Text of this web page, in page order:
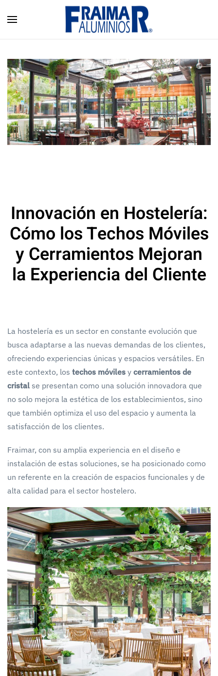
Skip to main content
Innovación en Hostelería:
Cómo los Techos Móviles
y Cerramientos Mejoran
la Experiencia del Cliente
La hostelería es un sector en constante evolución que
busca adaptarse a las nuevas demandas de los clientes,
ofreciendo experiencias únicas y espacios versátiles. En
este contexto, los techos móviles y cerramientos de
cristal se presentan como una solución innovadora que
no solo mejora la estética de los establecimientos, sino
que también optimiza el uso del espacio y aumenta la
satisfacción de los clientes.
Fraimar, con su amplia experiencia en el diseño e
instalación de estas soluciones, se ha posicionado como
un referente en la creación de espacios funcionales y de
alta calidad para el sector hostelero.